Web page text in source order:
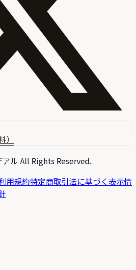
ル All Rights Reserved.
用規約特定商取引法に基づく表示情